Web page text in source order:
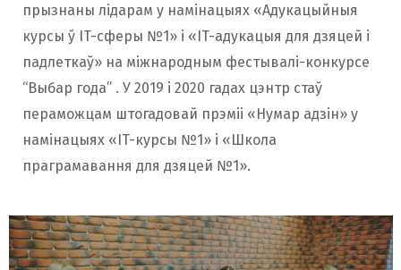
прызнаны лідарам у намінацыях «Адукацыйныя
курсы ў IT-сферы №1» і «IT-адукацыя для дзяцей і
падлеткаў» на міжнародным фестывалі-конкурсе
“Выбар года” . У 2019 і 2020 гадах цэнтр стаў
пераможцам штогадовай прэміі «Нумар адзін» у
намінацыях «IT-курсы №1» і «Школа
праграмавання для дзяцей №1».